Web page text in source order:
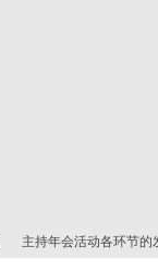
主持年会活动各环节的